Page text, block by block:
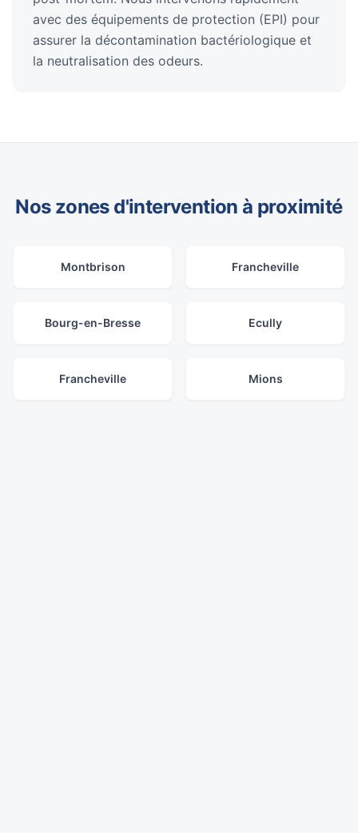
avec des équipements de protection (EPI) pour
assurer la décontamination bactériologique et
la neutralisation des odeurs.
Nos zones d'intervention à proximité
Montbrison Francheville
Bourg-en-Bresse Ecully
Francheville Mions